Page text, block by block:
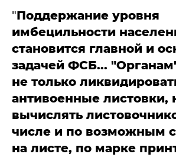
"Поддержание уровня
имбецильности
становится главной и
задачей ФСБ... "
не только
антивоенные листовки,
вычислять
числе и по возможным
на листе, по марке